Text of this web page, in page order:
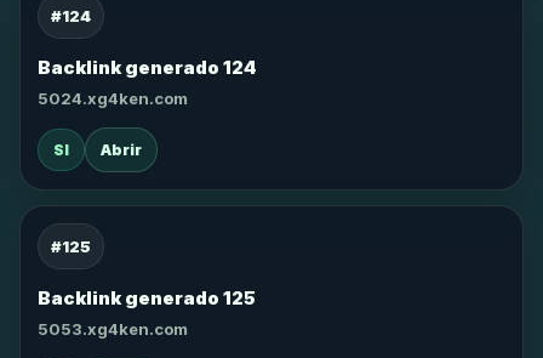
#124
Backlink generado 124
5024.xg4ken.com
SI Abrir
#125
Backlink generado 125
5053.xg4ken.com